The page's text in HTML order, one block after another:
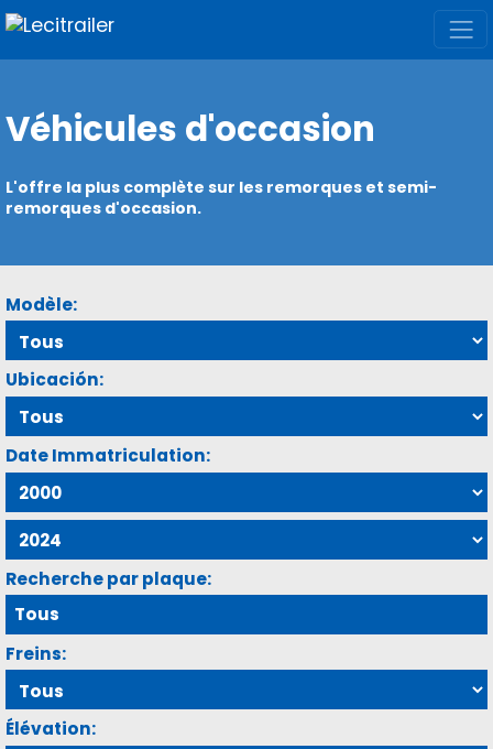
Véhicules d'occasion
L'offre la plus complète sur les remorques et semi-
remorques d'occasion.
Modèle:
Ubicación:
Date Immatriculation:
Recherche par plaque:
Freins:
Élévation: